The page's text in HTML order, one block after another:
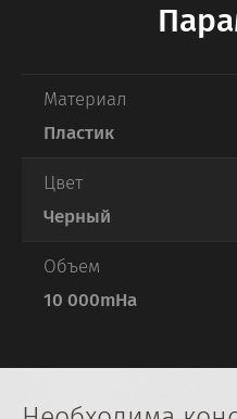
Материал
Пластик
Цвет
Черный
Объем
10 000mHa